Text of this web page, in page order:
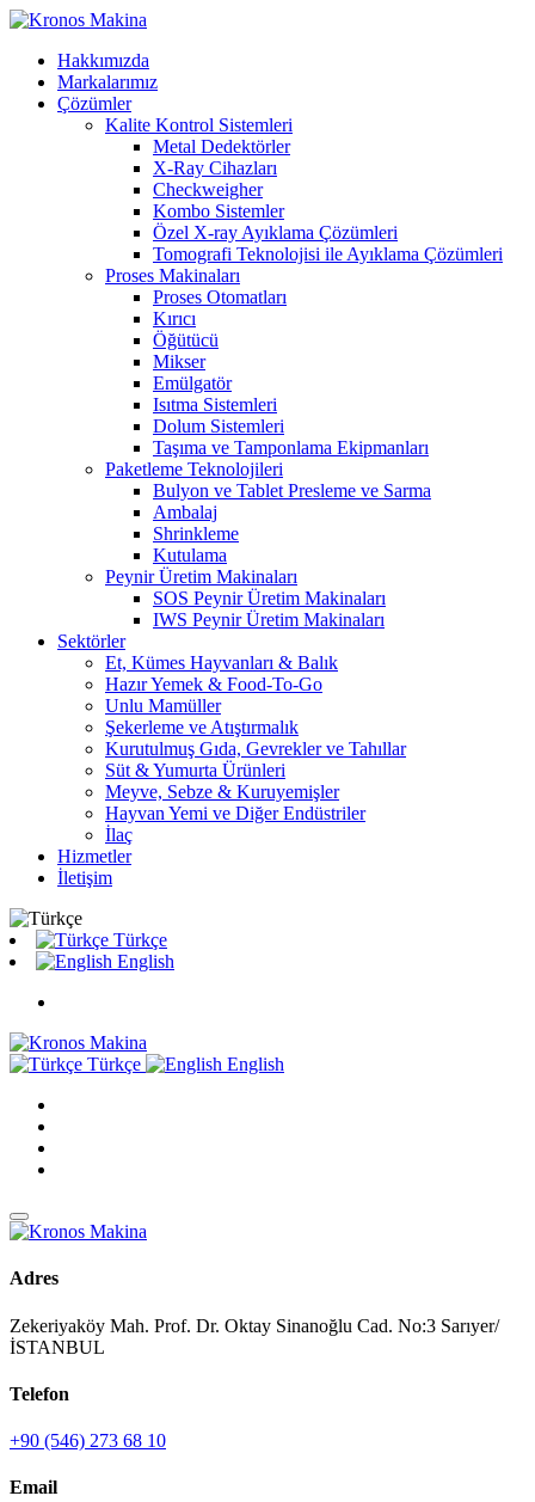
Hakkımızda
Markalarımız
Çözümler
Kalite Kontrol Sistemleri
Metal Dedektörler
X-Ray Cihazları
Checkweigher
Kombo Sistemler
Özel X-ray Ayıklama Çözümleri
Tomografi Teknolojisi ile Ayıklama Çözümleri
Proses Makinaları
Proses Otomatları
Kırıcı
Öğütücü
Mikser
Emülgatör
Isıtma Sistemleri
Dolum Sistemleri
Taşıma ve Tamponlama Ekipmanları
Paketleme Teknolojileri
Bulyon ve Tablet Presleme ve Sarma
Ambalaj
Shrinkleme
Kutulama
Peynir Üretim Makinaları
SOS Peynir Üretim Makinaları
IWS Peynir Üretim Makinaları
Sektörler
Et, Kümes Hayvanları & Balık
Hazır Yemek & Food-To-Go
Unlu Mamüller
Şekerleme ve Atıştırmalık
Kurutulmuş Gıda, Gevrekler ve Tahıllar
Süt & Yumurta Ürünleri
Meyve, Sebze & Kuruyemişler
Hayvan Yemi ve Diğer Endüstriler
İlaç
Hizmetler
İletişim
Türkçe
English
Türkçe English
Adres
Zekeriyaköy Mah. Prof. Dr. Oktay Sinanoğlu Cad. No:3 Sarıyer/
İSTANBUL
Telefon
+90 (546) 273 68 10
Email